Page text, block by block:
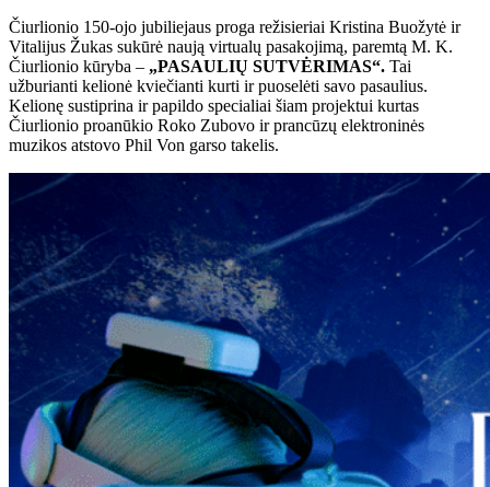
Čiurlionio 150-ojo jubiliejaus proga režisieriai Kristina Buožytė ir
Vitalijus Žukas sukūrė naują virtualų pasakojimą, paremtą M. K.
Čiurlionio kūryba – „PASAULIŲ SUTVĖRIMAS“. Tai
užburianti kelionė kviečianti kurti ir puoselėti savo pasaulius.
Kelionę sustiprina ir papildo specialiai šiam projektui kurtas
Čiurlionio proanūkio Roko Zubovo ir prancūzų elektroninės
muzikos atstovo Phil Von garso takelis.